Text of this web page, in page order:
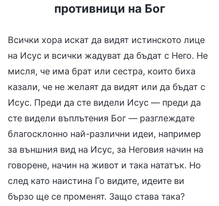
противници на Бог
Всички хора искат да видят истинското лице
на Исус и всички жадуват да бъдат с Него. Не
мисля, че има брат или сестра, които биха
казали, че не желаят да видят или да бъдат с
Исус. Преди да сте видели Исус — преди да
сте видели въплътения Бог — разглеждате
благосклонно най-различни идеи, например
за външния вид на Исус, за Неговия начин на
говорене, начин на живот и така нататък. Но
след като наистина Го видите, идеите ви
бързо ще се променят. Защо става така?